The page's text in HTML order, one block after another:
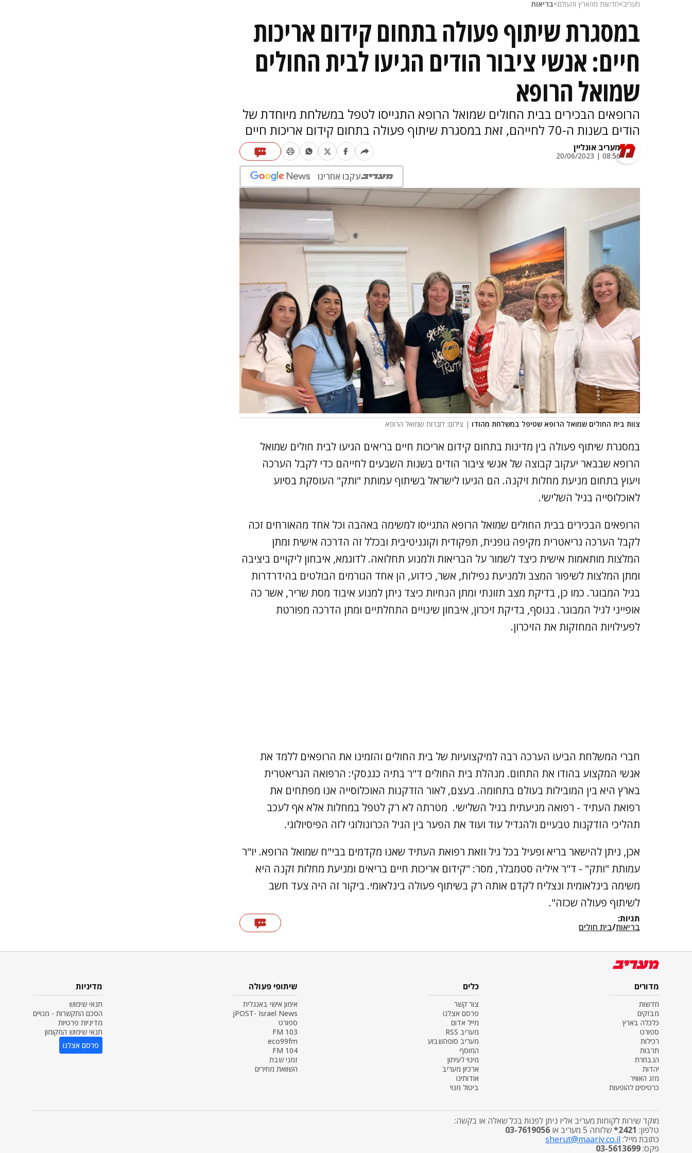
מעריב>חדשות מהארץ והעולם>בריאות
במסגרת שיתוף פעולה בתחום קידום אריכות
חיים: אנשי ציבור הודים הגיעו לבית החולים
שמואל הרופא
הרופאים הבכירים בבית החולים שמואל הרופא התגייסו לטפל במשלחת מיוחדת של
הודים בשנות ה-70 לחייהם, זאת במסגרת שיתוף פעולה בתחום קידום אריכות חיים
מעריב אונליין
08:56 | 20/06/2023
עקבו אחרינו
צוות בית החולים שמואל הרופא שטיפל במשלחת מהודו | צילום: דוברות שמואל הרופא
במסגרת שיתוף פעולה בין מדינות בתחום קידום אריכות חיים בריאים הגיעו לבית חולים שמואל
הרופא שבבאר יעקוב קבוצה של אנשי ציבור הודים בשנות השבעים לחייהם כדי לקבל הערכה
ויעוץ בתחום מניעת מחלות זיקנה. הם הגיעו לישראל בשיתוף עמותת "ותק" העוסקת בסיוע
לאוכלוסייה בגיל השלישי.
הרופאים הבכירים בבית החולים שמואל הרופא התגייסו למשימה באהבה וכל אחד מהאורחים זכה
לקבל הערכה גריאטרית מקיפה גופנית, תפקודית וקוגניטיבית ובכלל זה הדרכה אישית ומתן
המלצות מותאמות אישית כיצד לשמור על הבריאות ולמנוע תחלואה. לדוגמא, איבחון ליקויים ביציבה
ומתן המלצות לשיפור המצב ולמניעת נפילות, אשר, כידוע, הן אחד הגורמים הבולטים בהידרדרות
בגיל המבוגר. כמו כן, בדיקת מצב תזונתי ומתן הנחיות כיצד ניתן למנוע איבוד מסת שריר, אשר כה
אופייני לגיל המבוגר. בנוסף, בדיקת זיכרון, איבחון שינויים התחלתיים ומתן הדרכה מפורטת
לפעילויות המחזקות את הזיכרון.
חברי המשלחת הביעו הערכה רבה למיקצועיות של בית החולים והזמינו את הרופאים ללמד את
אנשי המקצוע בהודו את התחום. מנהלת בית החולים ד"ר בתיה כגנסקי: הרפואה הגריאטרית
בארץ היא בין המובילות בעולם בתחומה. בעצם, לאור הזדקנות האוכלוסייה אנו מפתחים את
רפואת העתיד - רפואה מניעתית בגיל השלישי. מטרתה לא רק לטפל במחלות אלא אף לעכב
תהליכי הזדקנות טבעיים ולהגדיל עוד ועוד את הפער בין הגיל הכרונולוגי לזה הפיסיולוגי.
אכן, ניתן להישאר בריא ופעיל בכל גיל וזאת רפואת העתיד שאנו מקדמים בבי"ח שמואל הרופא. יו"ר
עמותת "ותק" - ד"ר איליה סטמבלר, מסר: "קידום אריכות חיים בריאים ומניעת מחלות זקנה היא
משימה בינלאומית ונצליח לקדם אותה רק בשיתוף פעולה בינלאומי. ביקור זה היה צעד חשב
לשיתוף פעולה שכזה".
תגיות:
בריאות/בית חולים
מדורים
חדשות
מבזקים
כלכלה בארץ
ספורט
רכילות
תרבות
הנבחרת
יהדות
מזג האוויר
כרטיסים להופעות
כלים
צור קשר
פרסם אצלנו
מייל אדום
מעריב RSS
מעריב סופהשבוע
המוסף
מינוי לעיתון
ארכיון מעריב
אודותינו
ביטול מנוי
שיתופי פעולה
אימון אישי באנגלית
jPOST- Israel News
ספורט
103 FM
eco99fm
104 FM
זמני שבת
השוואת מחירים
מדיניות
תנאי שימוש
הסכם התקשרות - מנויים
מדיניות פרטיות
תנאי שימוש המקומון
פרסם אצלנו
מוקד שירות לקוחות מעריב אליו ניתן לפנות בכל שאלה או בקשה:
טלפון: 2421* שלוחה 5 מעריב או
03-7619056
כתובת מייל: sherut@maariv.co.il
פקס:03-5613699